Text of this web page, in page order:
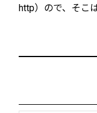
http）ので、そこ